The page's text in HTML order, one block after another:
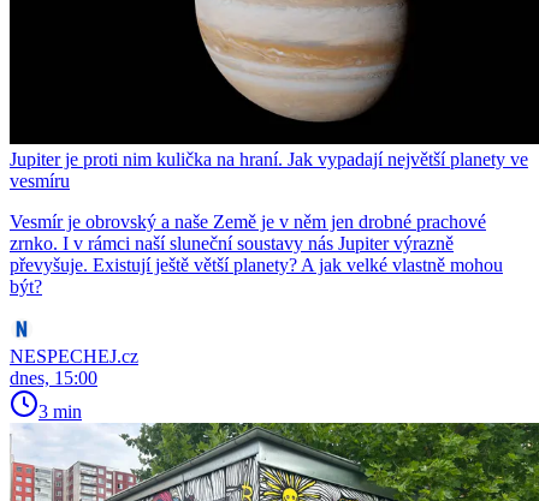
Jupiter je proti nim kulička na hraní. Jak vypadají největší planety ve
vesmíru
Vesmír je obrovský a naše Země je v něm jen drobné prachové
zrnko. I v rámci naší sluneční soustavy nás Jupiter výrazně
převyšuje. Existují ještě větší planety? A jak velké vlastně mohou
být?
NESPECHEJ.cz
dnes, 15:00
3 min